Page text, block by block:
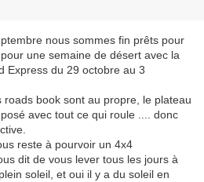
nous sommes fin prêts pour
une semaine de désert avec la
Express du 29 octobre au 3
roads book sont au propre, le plateau
avec tout ce qui roule .... donc
reste à pourvoir un 4x4
dit de vous lever tous les jours à
soleil, et oui il y a du soleil en